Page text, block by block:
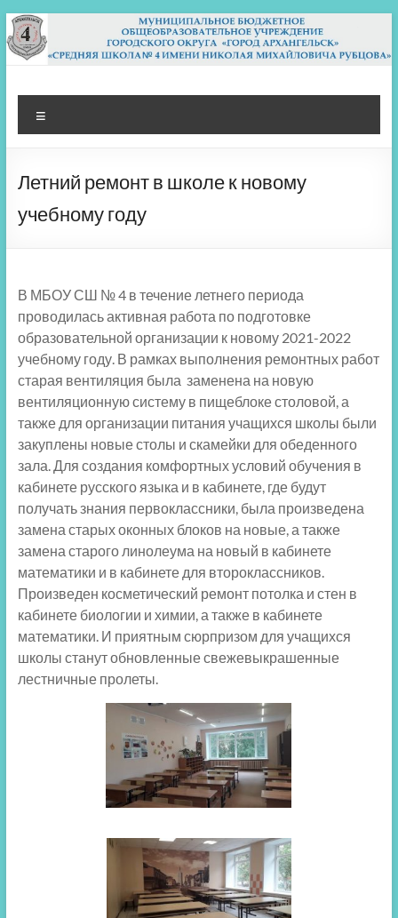
Перейти
к
содержимому
МБОУ СШ 4
Архангельск
Летний ремонт в школе к новому
учебному году
В МБОУ СШ № 4 в течение летнего периода
проводилась активная работа по подготовке
образовательной организации к новому 2021-2022
учебному году. В рамках выполнения ремонтных работ
старая вентиляция была заменена на новую
вентиляционную систему в пищеблоке столовой, а
также для организации питания учащихся школы были
закуплены новые столы и скамейки для обеденного
зала. Для создания комфортных условий обучения в
кабинете русского языка и в кабинете, где будут
получать знания первоклассники, была произведена
замена старых оконных блоков на новые, а также
замена старого линолеума на новый в кабинете
математики и в кабинете для второклассников.
Произведен косметический ремонт потолка и стен в
кабинете биологии и химии, а также в кабинете
математики. И приятным сюрпризом для учащихся
школы станут обновленные свежевыкрашенные
лестничные пролеты.